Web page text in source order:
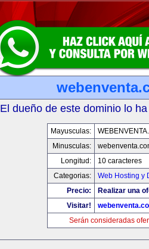
El dueño de este dominio lo
Mayusculas:
Minusculas:
Longitud:
10 caracteres
Categorias:
Web Hosting y
Precio:
Realizar una
Visitar!
Serán consideradas